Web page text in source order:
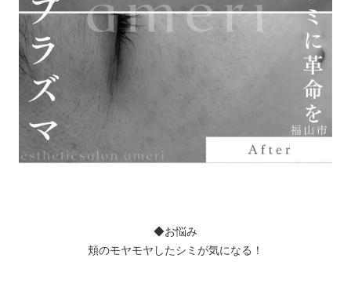
◆お悩み
頬のモヤモヤしたシミが気になる！